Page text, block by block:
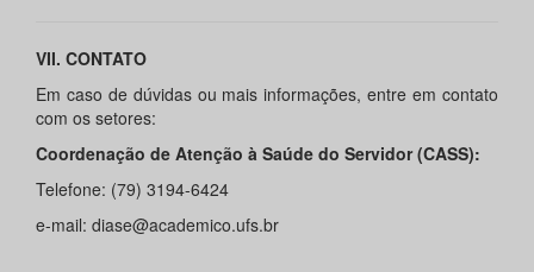
VII. CONTATO
Em caso de dúvidas ou mais informações, entre em contato
com os setores:
Coordenação de Atenção à Saúde do Servidor (CASS):
Telefone: (79) 3194-6424
e-mail: diase@academico.ufs.br